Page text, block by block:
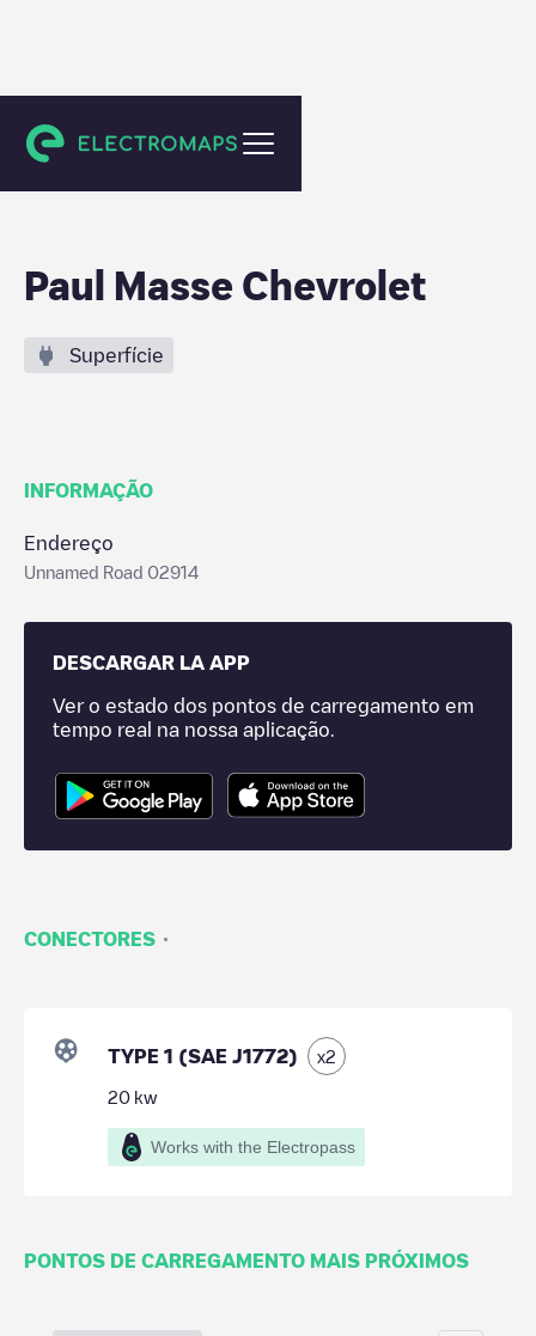
East Providence
Paul Masse Chevrolet
Superfície
INFORMAÇÃO
Endereço
Unnamed Road 02914
DESCARGAR LA APP
Ver o estado dos pontos de carregamento em
tempo real na nossa aplicação.
CONECTORES ·
TYPE 1 (SAE J1772) x2
20 kw
Works with the Electropass
PONTOS DE CARREGAMENTO MAIS PRÓXIMOS